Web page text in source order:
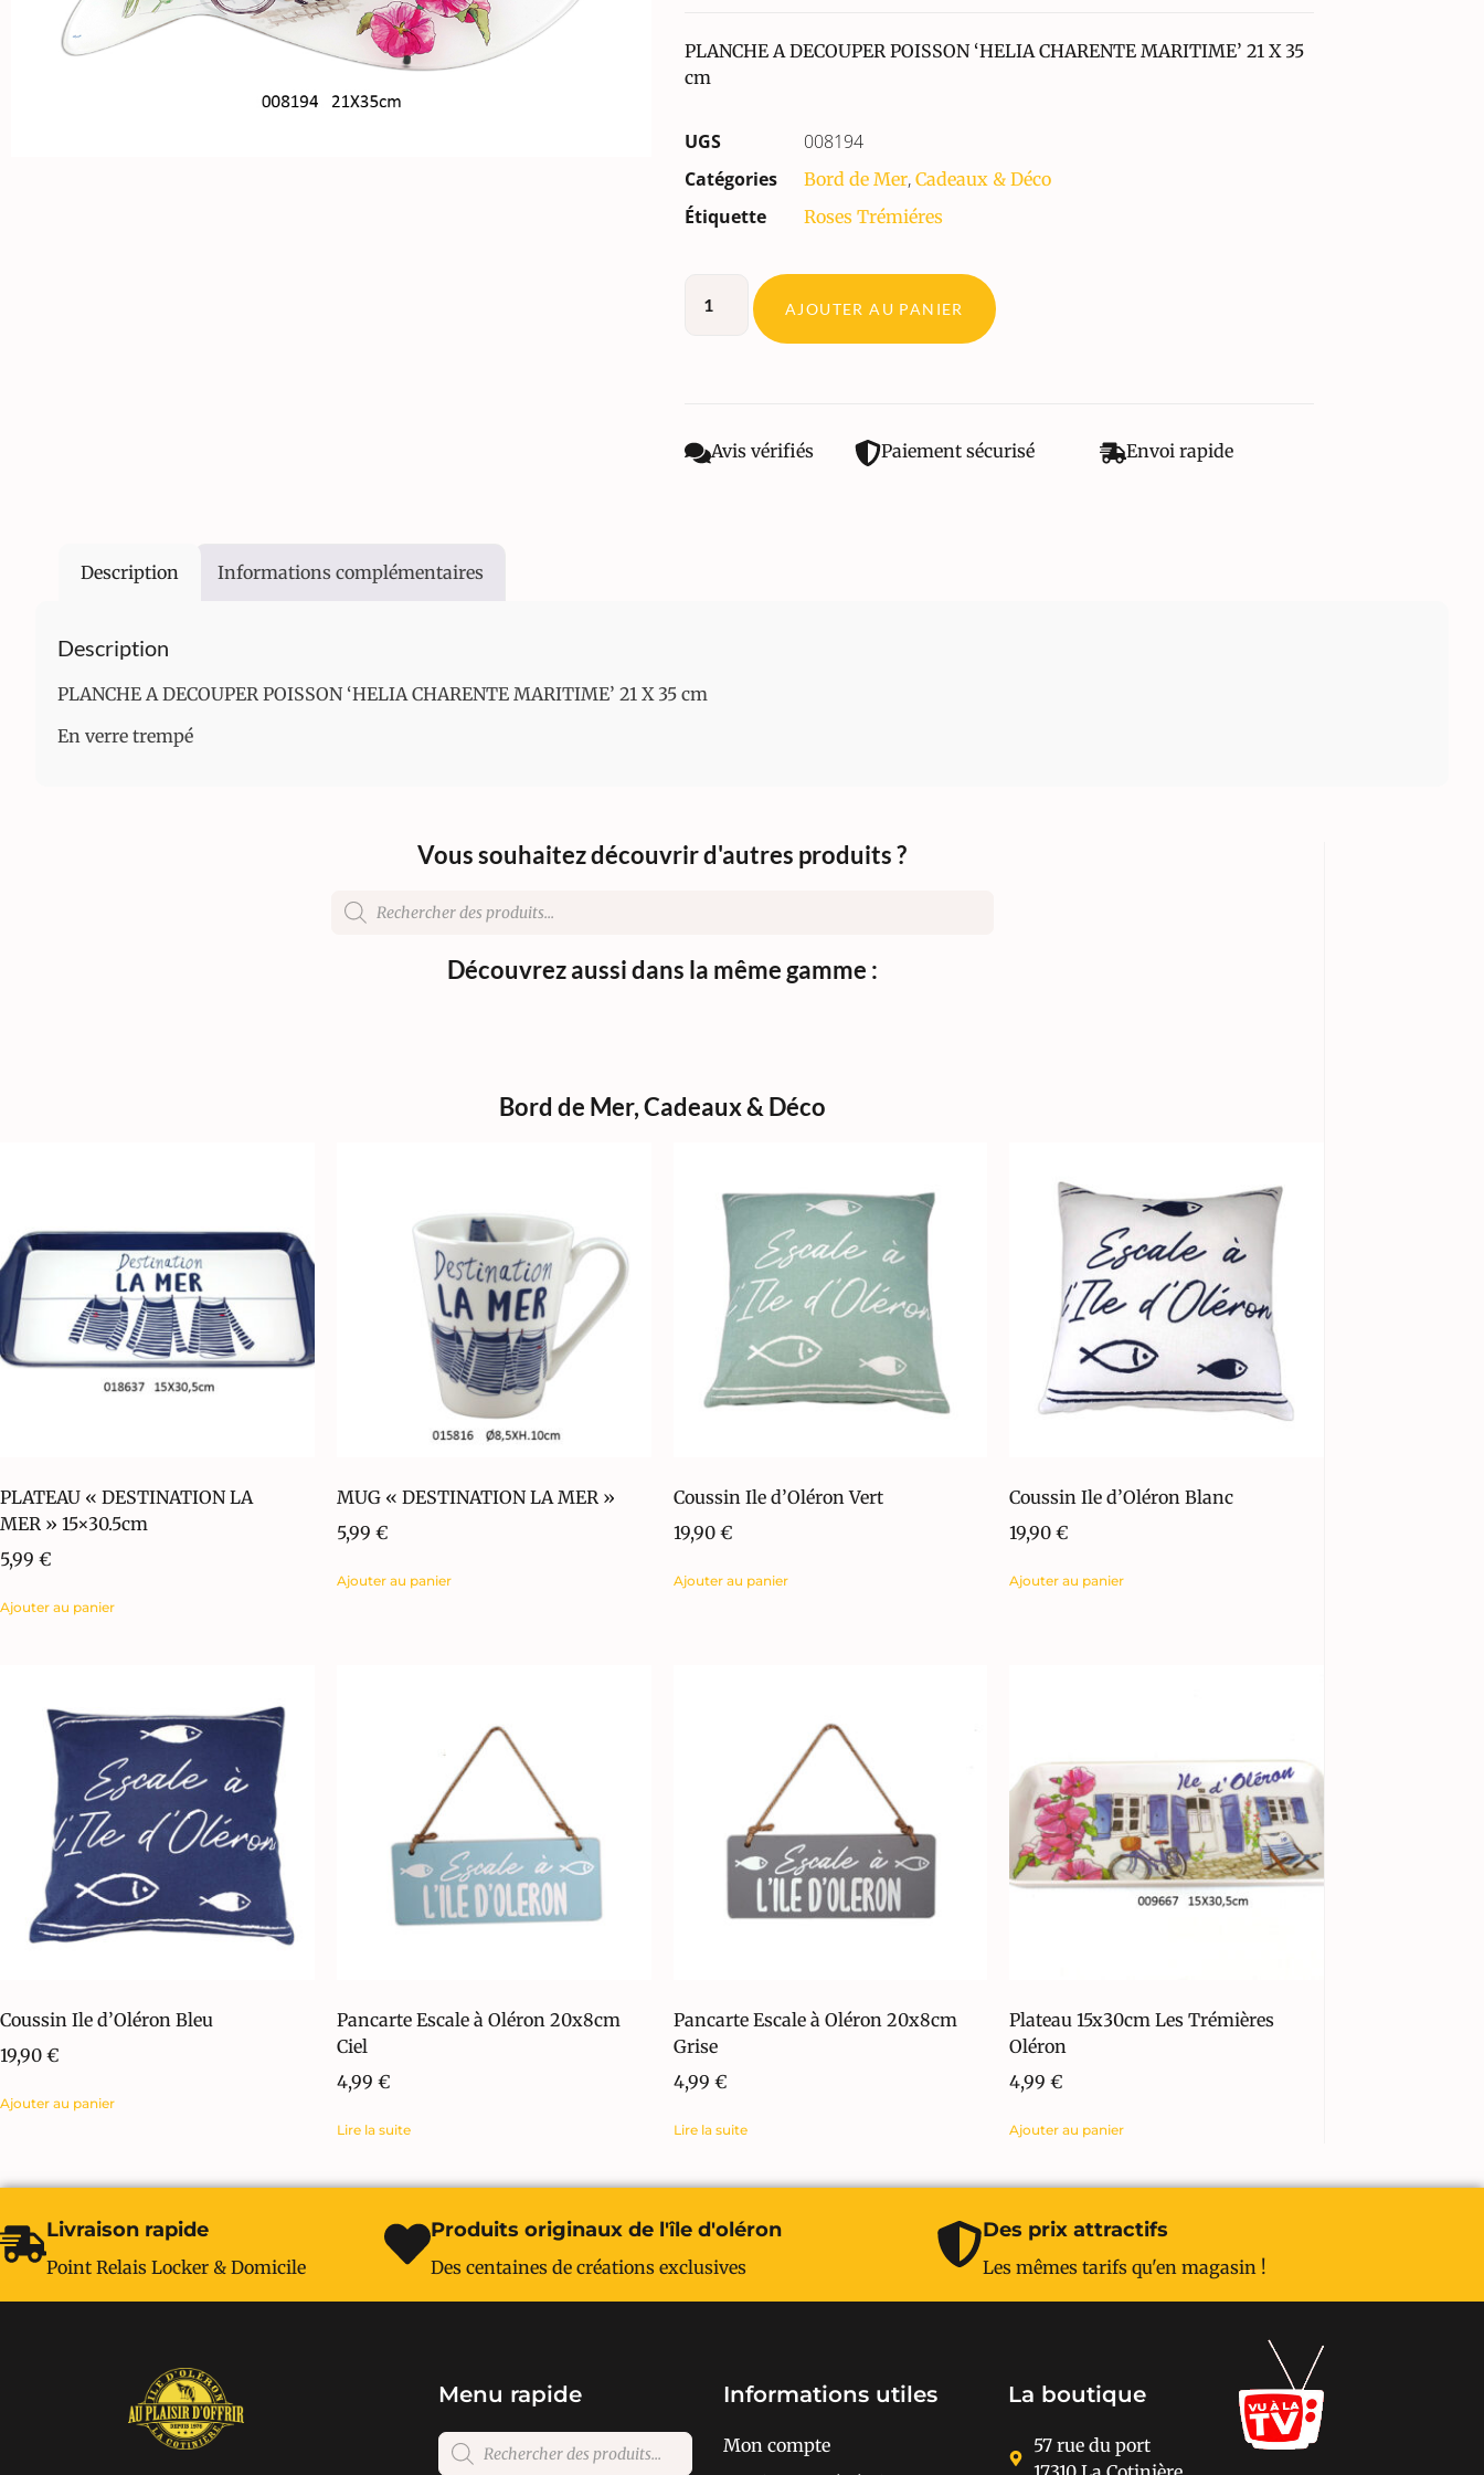
PLANCHE A DECOUPER POISSON ‘HELIA CHARENTE MARITIME’ 21 X 35
cm
UGS
008194
Catégories
Bord de Mer, Cadeaux & Déco
Étiquette Roses Trémiéres
AJOUTER AU PANIER
Avis vérifiés Paiement sécurisé Envoi rapide
Description Informations complémentaires
Description
PLANCHE A DECOUPER POISSON ‘HELIA CHARENTE MARITIME’ 21 X 35 cm
En verre trempé
Vous souhaitez découvrir d'autres produits ?
Découvrez aussi dans la même gamme :
Bord de Mer,Cadeaux & Déco
PLATEAU « DESTINATION LA
MER » 15×30.5cm
5,99 €
Ajouter au panier
MUG « DESTINATION LA MER »
5,99 €
Ajouter au panier
Coussin Ile d’Oléron Vert
19,90 €
Ajouter au panier
Coussin Ile d’Oléron Blanc
19,90€
Ajouter au panier
Coussin Ile d’Oléron Bleu
19,90 €
Ajouter au panier
Pancarte Escale à Oléron 20x8cm
Ciel
4,99 €
Lire la suite
Pancarte Escale à Oléron 20x8cm
Grise
4,99 €
Lire la suite
Plateau 15x30cm Les Trémières
Oléron
4,99€
Ajouter au panier
Livraison rapide
Point Relais Locker & Domicile
Produits originaux de l'île d'oléron
Des centaines de créations exclusives
Des prix attractifs
Les mêmes tarifs qu'en magasin !
Menu rapide Informations utiles
Mon compte
La boutique
57 rue du port